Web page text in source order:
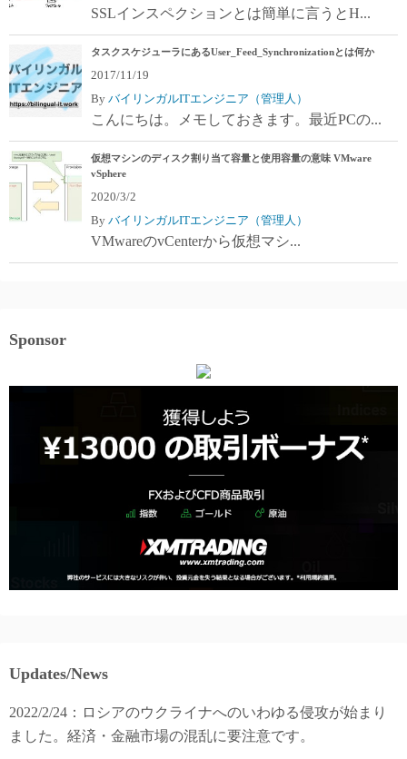
SSLインスペクションとは簡単に言うとH...
タスクスケジューラにあるUser_Feed_Synchronizationとは何か
2017/11/19
By バイリンガルITエンジニア（管理人）
こんにちは。メモしておきます。最近PCの...
仮想マシンのディスク割り当て容量と使用容量の意味 VMware
vSphere
2020/3/2
By バイリンガルITエンジニア（管理人）
VMwareのvCenterから仮想マシ...
Sponsor
Updates/News
2022/2/24：ロシアのウクライナへのいわゆる侵攻が始まり
ました。経済・金融市場の混乱に要注意です。